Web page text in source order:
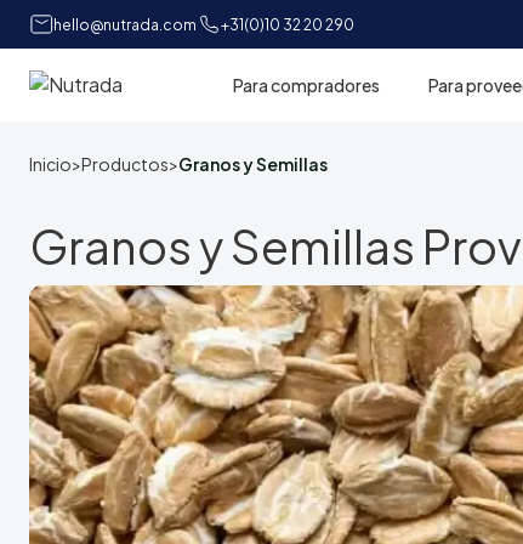
hello@nutrada.com +31(0)10 32 20 290
Inicio Para compradores Para
Inicio>Productos>Granos y Semillas
Granos y Semillas